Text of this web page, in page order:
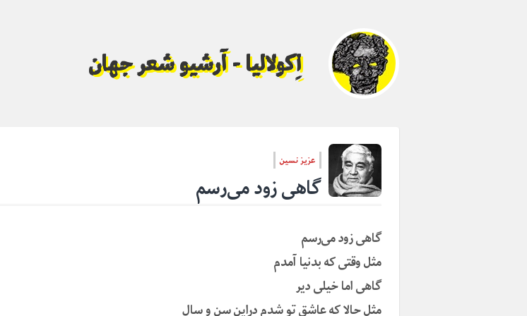
اِکولالیا - آرشیو شعر جهان
عزیز نسین
گاهی زود می‌رسم
گاهی زود می‌رسم
مثل وقتی که بدنیا آمدم
گاهی اما خیلی دیر
مثل حالا که عاشق تو شدم دراین سن و سال